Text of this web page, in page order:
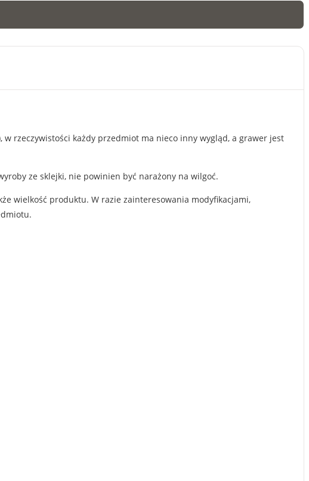
rzeczywistości każdy przedmiot ma nieco inny wygląd, a grawer jest
ze sklejki, nie powinien być narażony na wilgoć.
wielkość produktu. W razie zainteresowania modyfikacjami,